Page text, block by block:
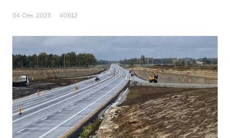
04 Сен, 2023 40812